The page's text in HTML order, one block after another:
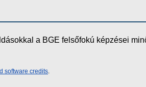
a BGE felsőfokú képzései
software credits.